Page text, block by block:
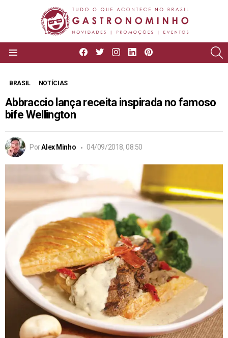
facebooktwitterinstagram
linkedin
BRASIL NOTÍCIAS
Abbraccio lança receita inspirada no famoso
bife Wellington
PorAlex Minho 04/09/2018, 08:50